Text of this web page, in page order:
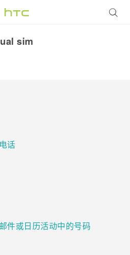
sim‎
话
件或日历活动中的号码